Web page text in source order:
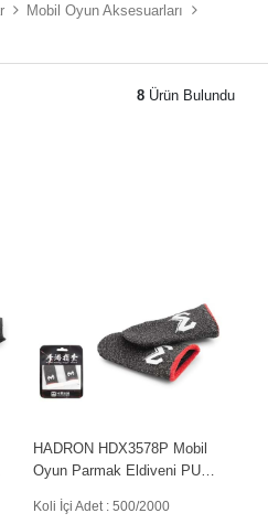
Mobil Oyun Aksesuarları
8 Ürün Bulundu
HADRON HDX3578P Mobil
Oyun Parmak Eldiveni PUBG
Siyah
Koli İçi Adet : 500/2000